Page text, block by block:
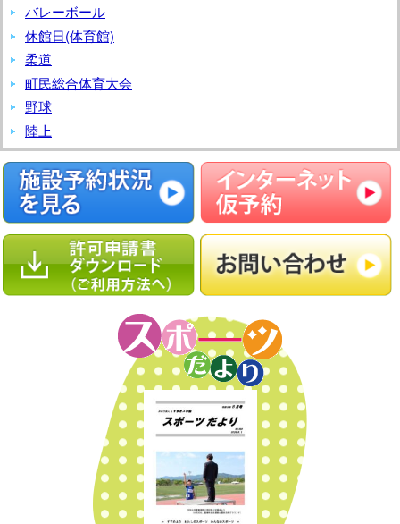
大
会
バレーボール
休館日(体育館)
柔道
町民総合体育大会
野球
陸上